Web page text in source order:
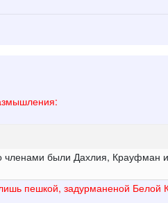
членами были Дахлия, Крауфман
пешкой, задурманеной Белой